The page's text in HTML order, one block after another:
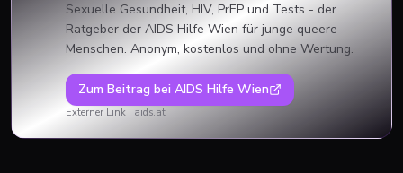
Sexuelle Gesundheit, HIV, PrEP und Tests - der
Ratgeber der AIDS Hilfe Wien für junge queere
Menschen. Anonym, kostenlos und ohne Wertung.
Zum Beitrag bei AIDS Hilfe Wien
Externer Link · aids.at